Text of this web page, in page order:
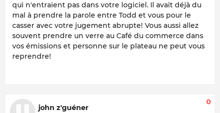
qui n'entraient pas dans votre logiciel. Il avait déjà du
mal à prendre la parole entre Todd et vous pour le
casser avec votre jugement abrupte! Vous aussi allez
souvent prendre un verre au Café du commerce dans
vos émissions et personne sur le plateau ne peut vous
reprendre!
john z'guéner
0